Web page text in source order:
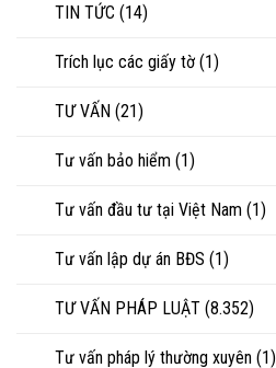
TIN TỨC (14)
Trích lục các giấy tờ (1)
TƯ VẤN (21)
Tư vấn bảo hiểm (1)
Tư vấn đầu tư tại Việt Nam (1)
Tư vấn lập dự án BĐS (1)
TƯ VẤN PHÁP LUẬT (8.352)
Tư vấn pháp lý thường xuyên (1)